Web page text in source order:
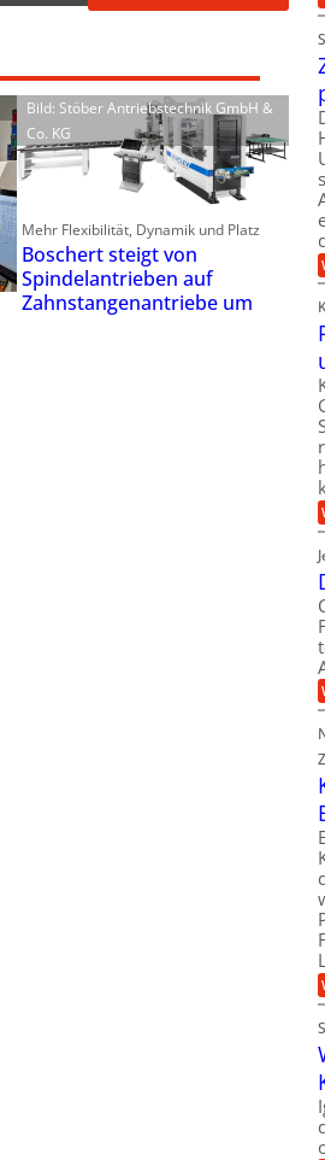
Bild: Stöber Antriebstechnik GmbH &
Co. KG
Mehr Flexibilität, Dynamik und Platz
Boschert steigt von
Spindelantrieben auf
Zahnstangenantriebe um